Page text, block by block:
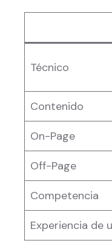
Técnico
Contenido
On-Page
Off-Page
Competencia
Experiencia de